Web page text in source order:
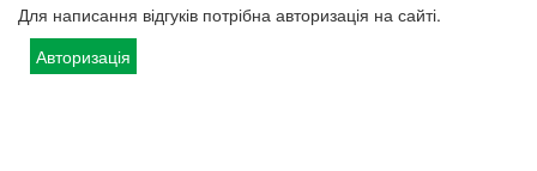
Для написання відгуків потрібна авторизація на сайті.
Авторизація